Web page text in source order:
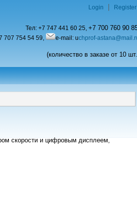
Тел: +7 747 441 60 25, +7 700 760 90
707 754 54 59,
e-mail: uchprof-
(количество в заказе от 10
Login Register
скорости и цифровым дисплеем,